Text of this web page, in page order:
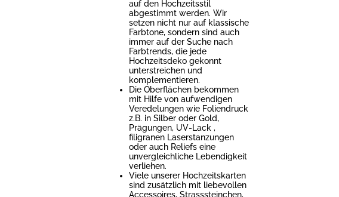
auf den Hochzeitsstil
abgestimmt werden. Wir
setzen nicht nur auf klassische
Farbtone, sondern sind auch
immer auf der Suche nach
Farbtrends, die jede
Hochzeitsdeko gekonnt
unterstreichen und
komplementieren.
Die Oberflächen bekommen
mit Hilfe von aufwendigen
Veredelungen wie Foliendruck
z.B. in Silber oder Gold,
Prägungen, UV-Lack ,
filigranen Laserstanzungen
oder auch Reliefs eine
unvergleichliche Lebendigkeit
verliehen.
Viele unserer Hochzeitskarten
sind zusätzlich mit liebevollen
Accessoires, Strasssteinchen,